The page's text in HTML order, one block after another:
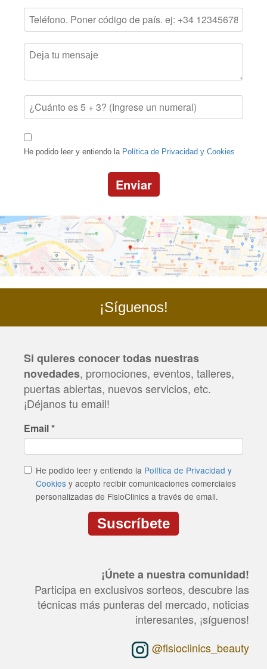
He podido leer y entiendo la Política de Privacidad y Cookies
Enviar
¡Síguenos!
Si quieres conocer todas nuestras
novedades, promociones, eventos, talleres,
puertas abiertas, nuevos servicios, etc.
¡Déjanos tu email!
Email*
He podido leer y entiendo la Política de Privacidad y
Cookies y acepto recibir comunicaciones comerciales
personalizadas de FisioClinics a través de email.
for
testing
whether
Suscríbete
¡Únete a nuestra comunidad!
Participa en exclusivos sorteos, descubre las
técnicas más punteras del mercado, noticias
interesantes, ¡síguenos!
@fisioclinics_beauty